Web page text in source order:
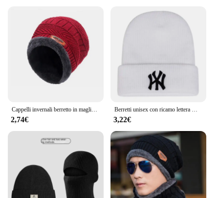
Cappelli invernali berretto in maglia uomo e donna cappello in velluto sciarpa in pile corallo cappello da equitazione all'aperto ispessimento caldo più berretto protettivo con collo in velluto
2,74€
Berretti unisex con ricamo lettera WY Autunno Inverno Cappello caldo Berretti per donna Uomo
3,22€